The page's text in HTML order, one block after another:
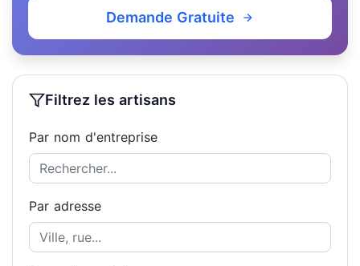
Demande Gratuite
Filtrez les artisans
Par nom d'entreprise
Par adresse